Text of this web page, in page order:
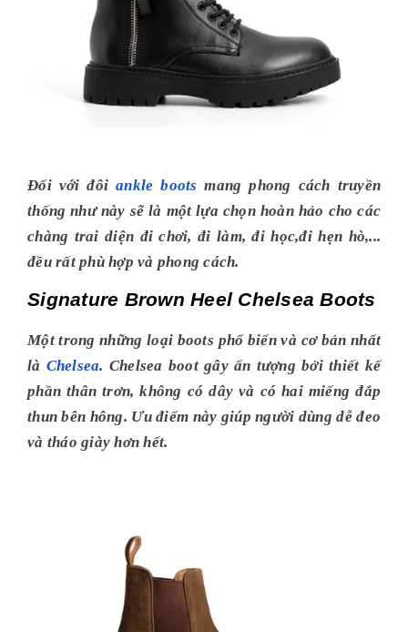
Đối với đôiankle boots mang phong cách truyền
thống như này sẽ là một lựa chọn hoàn hảo cho các
chàng trai diện đi chơi, đi làm, đi học,đi hẹn hò,...
đều rất phù hợp và phong cách.
Signature Brown Heel Chelsea Boots
Một trong những loại boots phổ biến và cơ bản nhất
là Chelsea. Chelsea boot gây ấn tượng bởi thiết kế
phần thân trơn, không có dây và có hai miếng đắp
thun bên hông. Ưu điểm này giúp người dùng dễ đeo
và tháo giày hơn hết.